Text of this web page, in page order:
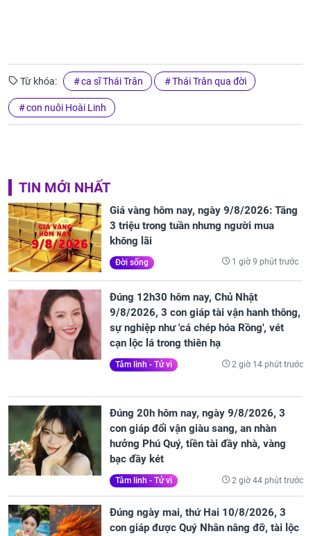
Từ khóa: ca sĩ Thái Trân Thái Trân qua đời
con nuôi Hoài Linh
TIN MỚI NHẤT
Giá vàng hôm nay, ngày 9/8/2026: Tăng
3 triệu trong tuần nhưng người mua
không lãi
Đời sống 1 giờ 9 phút trước
Đúng 12h30 hôm nay, Chủ Nhật
9/8/2026, 3 con giáp tài vận hanh thông,
sự nghiệp như 'cá chép hóa Rồng', vét
cạn lộc lá trong thiên hạ
Tâm linh - Tử vi 2 giờ 14 phút trước
Đúng 20h hôm nay, ngày 9/8/2026, 3
con giáp đổi vận giàu sang, an nhàn
hưởng Phú Quý, tiền tài đầy nhà, vàng
bạc đầy két
Tâm linh - Tử vi 2 giờ 44 phút trước
Đúng ngày mai, thứ Hai 10/8/2026, 3
con giáp được Quý Nhân nâng đỡ, tài lộc